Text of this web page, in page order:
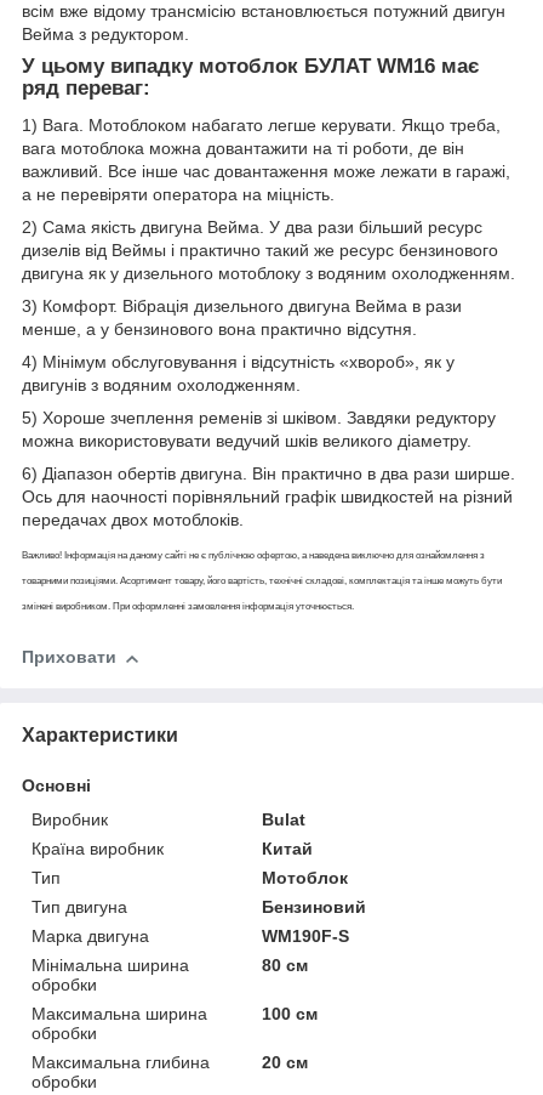
всім вже відому трансмісію встановлюється потужний двигун
Вейма з редуктором.
У цьому випадку мотоблок БУЛАТ WM16 має
ряд переваг:
1) Вага. Мотоблоком набагато легше керувати. Якщо треба,
вага мотоблока можна довантажити на ті роботи, де він
важливий. Все інше час довантаження може лежати в гаражі,
а не перевіряти оператора на міцність.
2) Сама якість двигуна Вейма. У два рази більший ресурс
дизелів від Веймы і практично такий же ресурс бензинового
двигуна як у дизельного мотоблоку з водяним охолодженням.
3) Комфорт. Вібрація дизельного двигуна Вейма в рази
менше, а у бензинового вона практично відсутня.
4) Мінімум обслуговування і відсутність «хвороб», як у
двигунів з водяним охолодженням.
5) Хороше зчеплення ременів зі шківом. Завдяки редуктору
можна використовувати ведучий шків великого діаметру.
6) Діапазон обертів двигуна. Він практично в два рази ширше.
Ось для наочності порівняльний графік швидкостей на різний
передачах двох мотоблоків.
Важливо! Інформація на даному сайті не є публічною офертою, а наведена виключно для ознайомлення з
товарними позиціями. Асортимент товару, його вартість, технічні складові, комплектація та інше можуть бути
змінені виробником. При оформленні замовлення інформація уточнюється.
Приховати
Характеристики
Основні
Виробник
Bulat
Країна виробник
Китай
Тип
Мотоблок
Тип двигуна
Бензиновий
Марка двигуна
WM190F-S
Мінімальна ширина
обробки
80 см
Максимальна ширина
обробки
100 см
Максимальна глибина
обробки
20 см